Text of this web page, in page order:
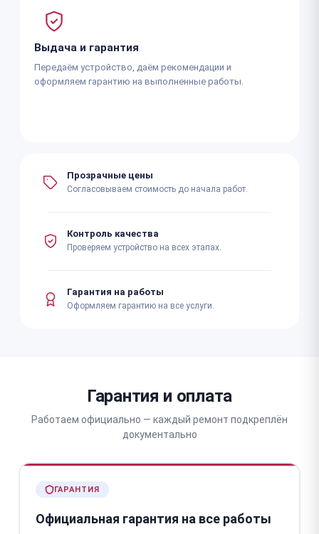
Выдача и гарантия
Передаём устройство, даём рекомендации и
оформляем гарантию на выполненные работы.
Прозрачные цены
Согласовываем стоимость до начала работ.
Контроль качества
Проверяем устройство на всех этапах.
Гарантия на работы
Оформляем гарантию на все услуги.
Гарантия и оплата
Работаем официально — каждый ремонт подкреплён
документально
ГАРАНТИЯ
Официальная гарантия на все работы